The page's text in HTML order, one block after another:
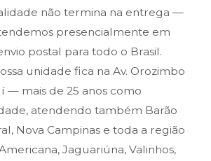
não termina na entrega —
presencialmente em
postal para todo o Brasil.
unidade fica na Av. Orozimbo
— mais de 25 anos como
atendendo também Barão
Nova Campinas e toda a região
Jaguariúna, Valinhos,